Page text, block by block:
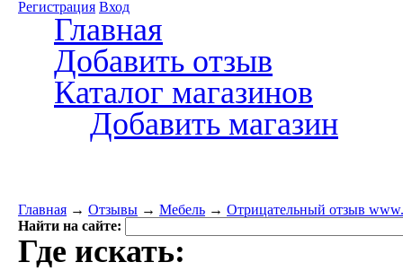
Регистрация Вход
Главная
Добавить отзыв
Каталог магазинов
Добавить магазин
Главная → Отзывы → Мебель → Отрицательный отзыв
Найти на сайте:
Где искать: